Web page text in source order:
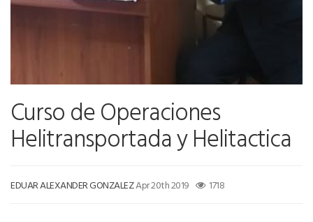
Curso de Operaciones
Helitransportada y Helitactica
EDUAR ALEXANDER GONZALEZApr 20th 2019 1718